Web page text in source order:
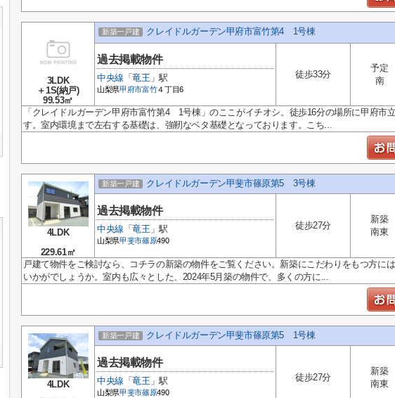
3LDK
＋1S(納戸)
99.53㎡
新築一戸建 クレイドルガーデン甲府市富竹第4 1号棟
過去掲載物件
中央線 「竜王 」駅
山梨県甲府市富竹４丁目6
徒歩33分
予定
南
「クレイドルガーデン甲府市富竹第4 1号棟」のここがイチオシ。徒歩16分の場所に甲府市
す。室内環境まで左右する基礎は、強靭なベタ基礎となっております。こち...
4LDK
229.61㎡
新築一戸建 クレイドルガーデン甲斐市篠原第5 3号棟
過去掲載物件
中央線 「竜王 」駅
山梨県甲斐市篠原490
徒歩27分
新築
南東
戸建て物件をご検討なら、コチラの新築の物件をご覧ください。新築にこだわりをもつ方に
いかがでしょうか。室内も広々とした、2024年5月築の物件で、多くの方に...
4LDK
新築一戸建 クレイドルガーデン甲斐市篠原第5 1号棟
過去掲載物件
中央線 「竜王 」駅
山梨県甲斐市篠原490
徒歩27分
新築
南東